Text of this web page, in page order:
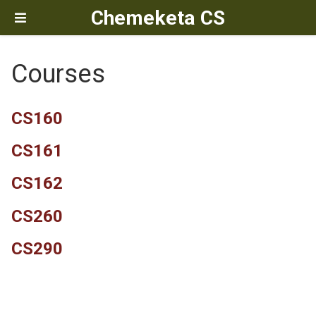
Chemeketa CS
Courses
CS160
CS161
CS162
CS260
CS290